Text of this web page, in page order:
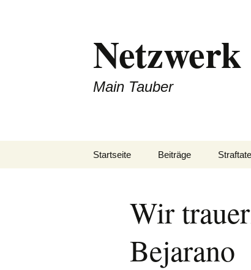
Netzwerk
Main Tauber
Startseite Beiträge
Wir
Bejarano